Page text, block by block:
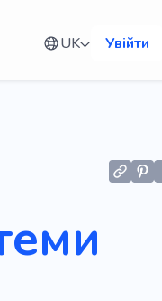
UK Увійти